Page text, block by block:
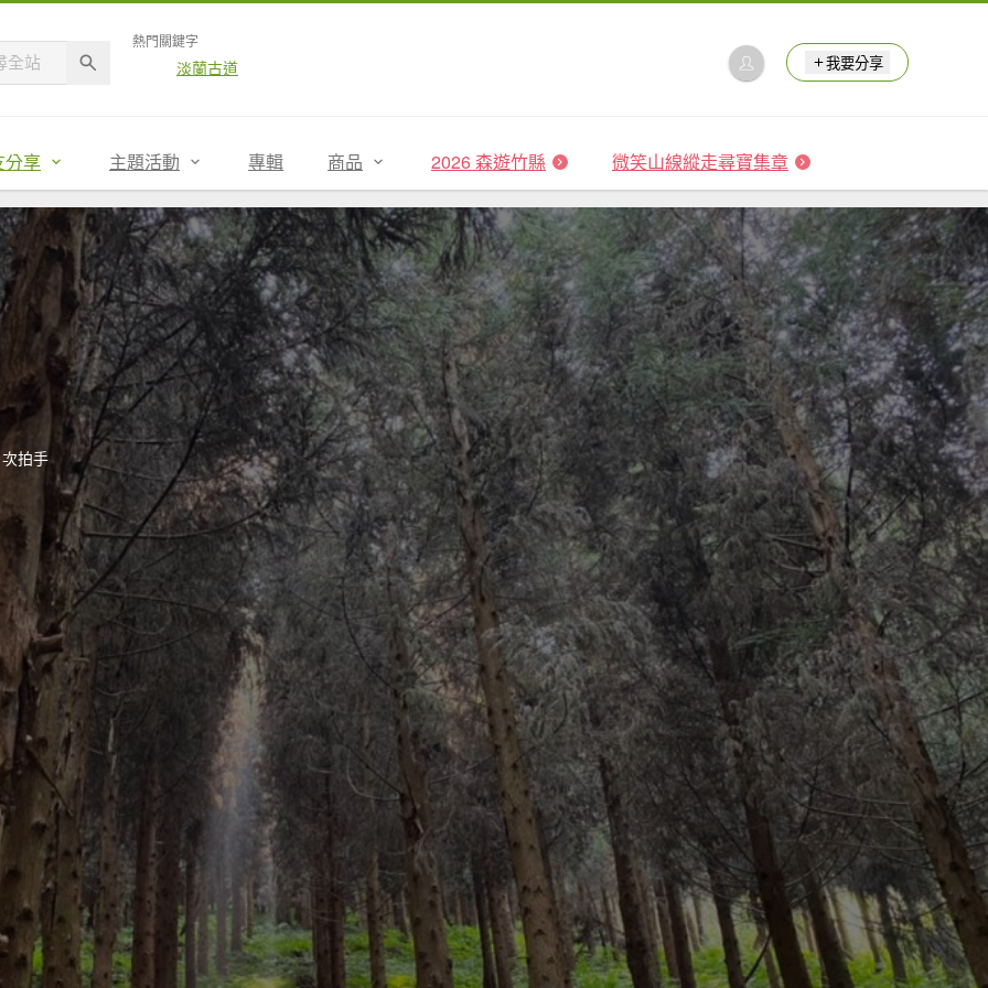
熱門關鍵字
淡蘭古道 我要分享
分享 主題活動 專輯 商品 2026 森遊竹縣 微笑山線縱走尋寶集章
拍手